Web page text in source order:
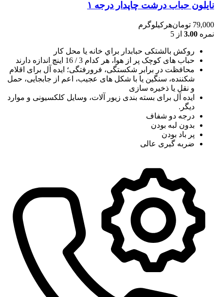
نایلون حباب درشت چاپدار درجه ۱
79,000 تومانهرکیلوگرم
نمره 3.00 از 5
روکش بالشتکی حبابدار براي خانه يا محل کار
حباب های کوچک پر از هوا، هر کدام 3 / 16 اينچ اندازه دارند
محافظت در برابر شکستگی، فرورفتگی؛ ايده آل برای اقلام
شکننده، سنگين يا با شکل های عجيب، اعم از جابجايی، حمل
و نقل يا ذخيره سازی
ایده آل برای بسته بندی زیور آلات، وسایل کلکسیونی و موارد
دیگر.
درجه دو شفاف
بدون لبه بودن
پر باد بودن
ضربه گیری عالی